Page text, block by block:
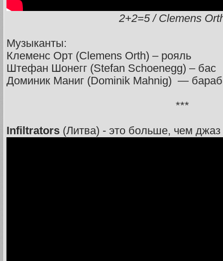
2+2=5 / Clemens
Музыканты:
Клеменс Орт (Clemens Orth) – рояль
Штефан Шонегг (Stefan Schoenegg) – бас
Доминик Маниг (Dominik Mahnig) —
***
Infiltrators (Литва) - это больше, чем